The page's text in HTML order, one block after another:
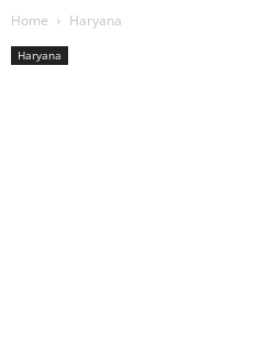
Home Haryana
Haryana